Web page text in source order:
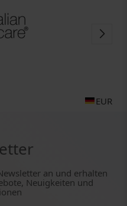
EUR
an und erhalten
Neuigkeiten und